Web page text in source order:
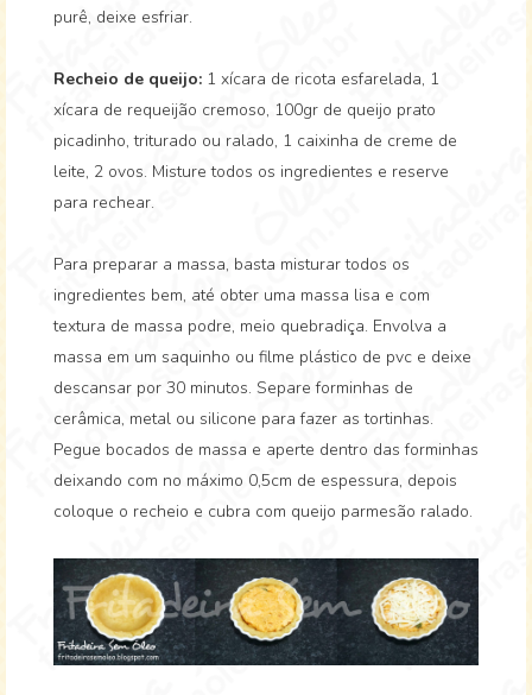
purê, deixe esfriar.
Recheio de queijo: 1 xícara de ricota esfarelada, 1
xícara de requeijão cremoso, 100gr de queijo prato
picadinho, triturado ou ralado, 1 caixinha de creme de
leite, 2 ovos. Misture todos os ingredientes e reserve
para rechear.
Para preparar a massa, basta misturar todos os
ingredientes bem, até obter uma massa lisa e com
textura de massa podre, meio quebradiça. Envolva a
massa em um saquinho ou filme plástico de pvc e deixe
descansar por 30 minutos. Separe forminhas de
cerâmica, metal ou silicone para fazer as tortinhas.
Pegue bocados de massa e aperte dentro das forminhas
deixando com no máximo 0,5cm de espessura, depois
coloque o recheio e cubra com queijo parmesão ralado.